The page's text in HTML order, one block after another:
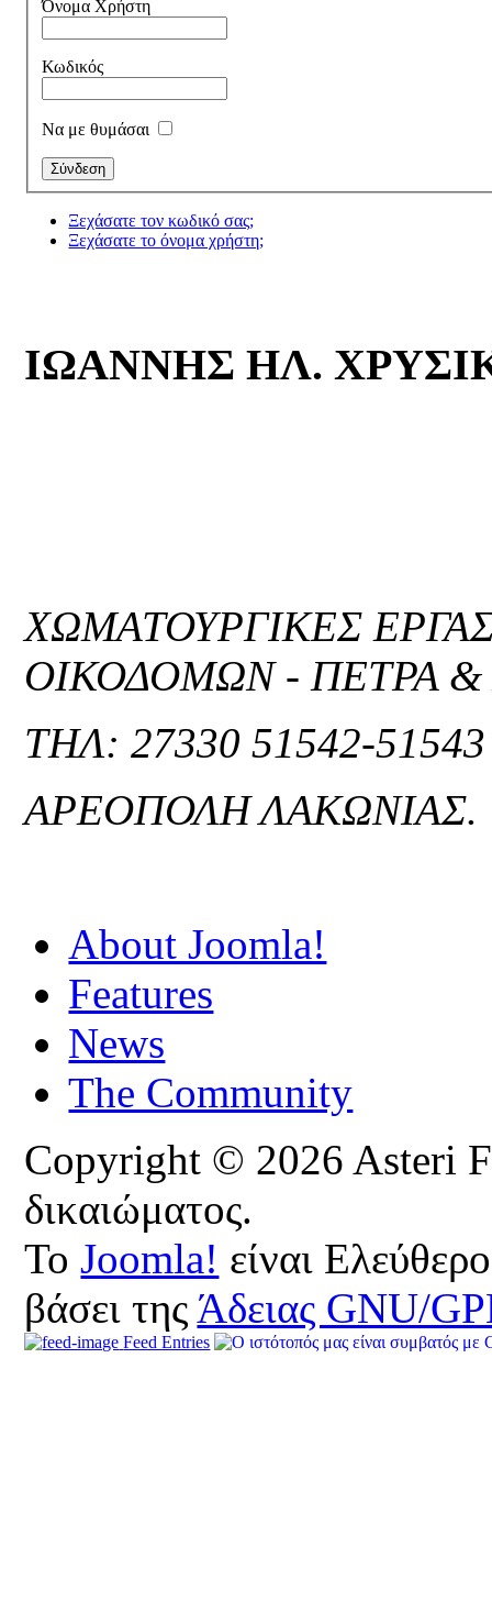
Όνομα Χρήστη
Κωδικός
Να με θυμάσαι
Ξεχάσατε τον κωδικό σας;
Ξεχάσατε το όνομα χρήστη;
ΙΩΑΝΝΗΣ ΗΛ.
ΧΩΜΑΤΟΥΡΓΙΚΕΣ
ΟΙΚΟΔΟΜΩΝ - ΠΕΤΡΑ
ΤΗΛ: 27330 51542-
ΑΡΕΟΠΟΛΗ ΛΑΚΩΝΙΑΣ.
About Joomla!
Features
News
The Community
Copyright © 2026 Asteri
δικαιώματος.
ΤοJoomla! είναι
βάσει της Άδειας GNU/
Feed Entries